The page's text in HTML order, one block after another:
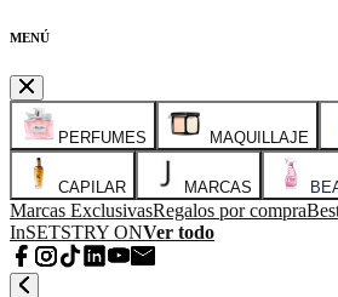
MENÚ
PERFUMES MAQUILLAJE
CAPILAR MARCAS
Marcas ExclusivasRegalos por compra
InSETSTRY ONVer todo